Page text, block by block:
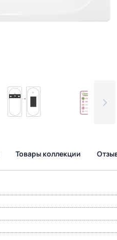
Товары коллекции